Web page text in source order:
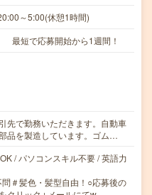
～5:00(休憩1時間)
最短で応募開始から1週間！
先で勤務いただきます。自動車
品を製造しています。ゴム…
/ パソコンスキル不要 / 英語力
＃髪色・髪型自由！○応募後の